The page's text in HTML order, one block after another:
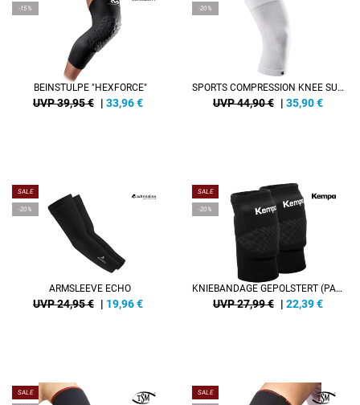
-15%
BEINSTULPE "HEXFORCE"
UVP 39,95 € | 33,96€
-20%
SPORTS COMPRESSION KNEE SUPPORT
UVP 44,90 € | 35,90€
SALE
-20%
ARMSLEEVE ECHO
UVP 24,95 € | 19,96€
SALE
-20%
KNIEBANDAGE GEPOLSTERT (PAAR)
UVP 27,99 € | 22,39€
SALE SALE